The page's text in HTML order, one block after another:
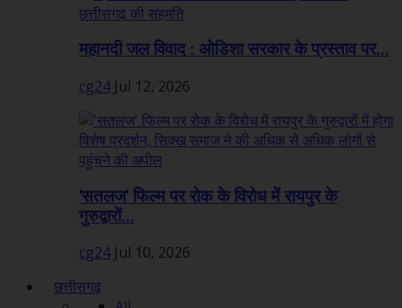
महानदी जल विवाद : ओडिशा सरकार के प्रस्ताव पर...
cg24 Jul 12, 2026
'सतलज' फिल्म पर रोक के विरोध में रायपुर के
गुरुद्वारों...
cg24 Jul 10, 2026
छत्तीसगढ़